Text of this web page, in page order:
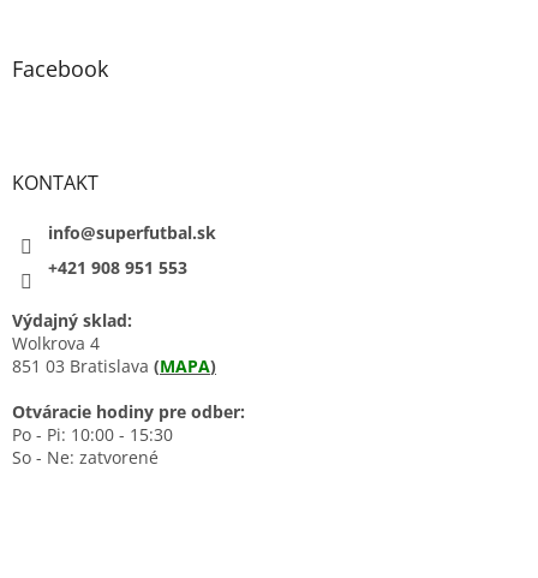
Facebook
KONTAKT
info@superfutbal.sk
+421 908 951 553
Výdajný sklad:
Wolkrova 4
851 03 Bratislava (MAPA)
Otváracie hodiny pre odber:
Po - Pi: 10:00 - 15:30
So - Ne: zatvorené